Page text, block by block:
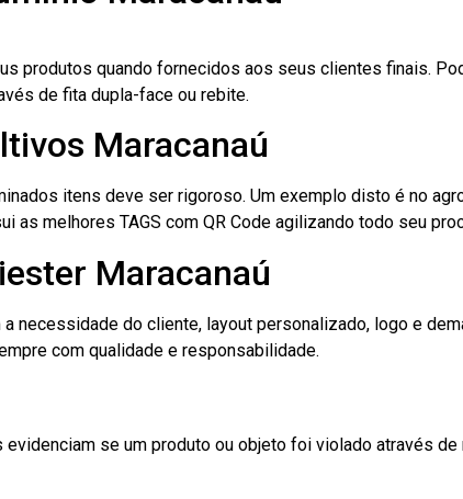
produtos quando fornecidos aos seus clientes finais.
de fita dupla-face ou rebite.
Maracanaú
itens deve ser rigoroso. Um exemplo disto é no
as melhores TAGS com QR Code agilizando todo seu
Maracanaú
necessidade do cliente, layout personalizado, logo e
com qualidade e responsabilidade.
se um produto ou objeto foi violado através